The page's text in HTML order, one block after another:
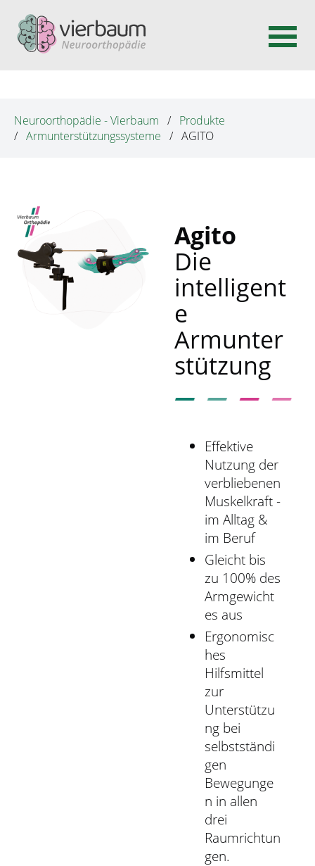
Neuroorthopädie - Vierbaum
Produkte
Armunterstützungssysteme
AGITO
Agito
Die
intelligent
e
Armunter
stützung
Effektive
Nutzung der
verbliebenen
Muskelkraft -
im Alltag &
im Beruf
Gleicht bis
zu 100% des
Armgewicht
es aus
Ergonomisc
hes
Hilfsmittel
zur
Unterstützu
ng bei
selbstständi
gen
Bewegunge
n in allen
drei
Raumrichtun
gen.